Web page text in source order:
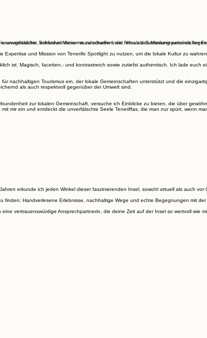
Schönheit dieser wunderbaren Insel. Was als Sammlung persönlicher
und Mission von Tenerife Spotlight zu nutzen, um die lokale Kultur zu
ist. Magisch, facetten,- und kontrastreich sowie zutiefst authentisch. Ich lade euch
nachhaltigen Tourismus ein, der lokale Gemeinschaften unterstützt und die
als auch respektvoll gegenüber der Umwelt sind.
zur lokalen Gemeinschaft, versuche ich Einblicke zu bieten, die über
mir ein und entdeckt die unverfälschte Seele Teneriffas, die man nur spürt, wenn
erkunde ich jeden Winkel dieser faszinierenden Insel, sowohl virtuell als auch vor
Handverlesene Erlebnisse, nachhaltige Wege und echte Begegnungen mit
vertrauenswürdige Ansprechpartnerin, die deine Zeit auf der Insel so wertvoll wie